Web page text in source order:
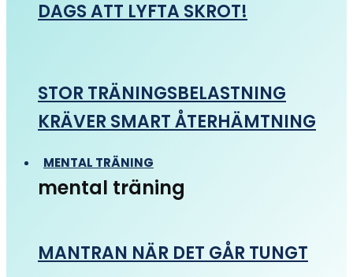
DAGS ATT LYFTA SKROT!
STOR TRÄNINGSBELASTNING
KRÄVER SMART ÅTERHÄMTNING
MENTAL TRÄNING
mental träning
MANTRAN NÄR DET GÅR TUNGT